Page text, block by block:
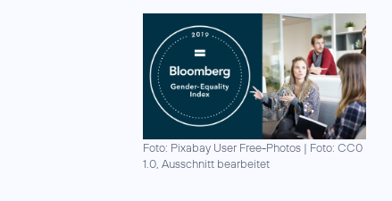
Foto: Pixabay User Free-Photos | Foto: CC0
1.0, Ausschnitt bearbeitet